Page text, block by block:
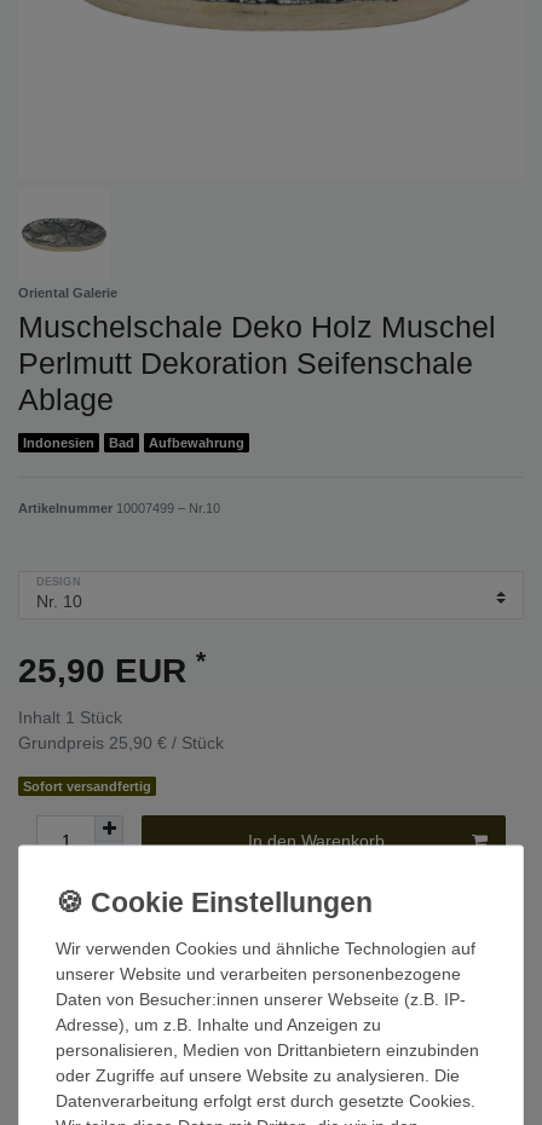
Oriental Galerie
Muschelschale Deko Holz Muschel
Perlmutt Dekoration Seifenschale
Ablage
Indonesien Bad Aufbewahrung
Artikelnummer 10007499 – Nr.10
DESIGN
25,90 EUR *
Inhalt 1 Stück
Grundpreis 25,90 € / Stück
Sofort versandfertig
In den Warenkorb
Wunschliste
* inkl. ges. MwSt. zzgl. Versandkosten
Beschreibung
Wir verwenden Cookies und ähnliche Technologien auf
unserer Website und verarbeiten personenbezogene
Daten von Besucher:innen unserer Webseite (z.B. IP-
Adresse), um z.B. Inhalte und Anzeigen zu
personalisieren, Medien von Drittanbietern einzubinden
oder Zugriffe auf unsere Website zu analysieren. Die
Datenverarbeitung erfolgt erst durch gesetzte Cookies.